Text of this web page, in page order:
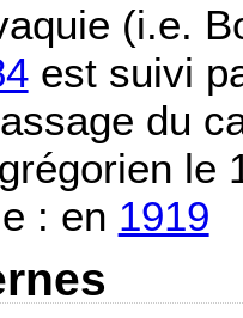
(i.e.
est suivi
du
le
: en 1919